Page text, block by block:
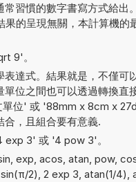
習慣的數字書寫方式給出
的呈現無關，本計算機的
9'。
表達式。結果就是，不僅
位之間也可以透過轉換直
單位' 或 '88mm x 8cm x
合，且組合要有意義.
3' 或 '4 pow 3'。
exp, acos, atan, pow,
2), 2 exp 3, atan(1/